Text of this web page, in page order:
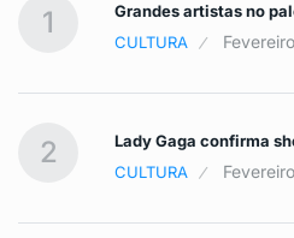
1
Grandes artistas no
CULTURA
2
Lady Gaga confirma
CULTURA